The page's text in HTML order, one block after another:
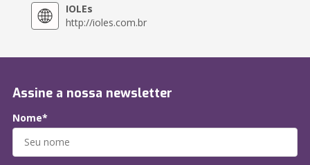
IOLEs
http://ioles.com.br
Assine a nossa newsletter
Nome*